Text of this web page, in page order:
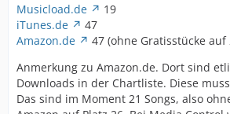
Musicload.de
19
iTunes.de
47
Amazon.de
47 (ohne Gratisstücke auf
Anmerkung zu Amazon.de. Dort sind
Downloads in der Chartliste. Diese
Das sind im Moment 21 Songs, also